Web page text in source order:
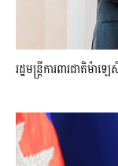
រដ្ឋមន្ត្រីការពារជាតិម៉ា